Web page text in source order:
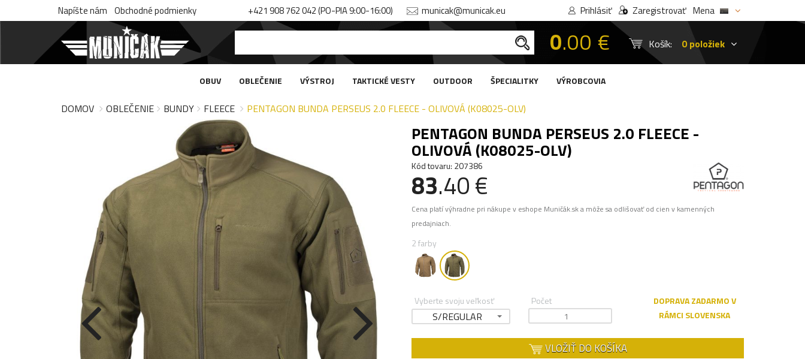
Napíšte nám Obchodné podmienky +421 908 762 042 (PO-PIA 9:00-16:00) municak@municak.eu Prihlásiť Zaregistrovať Mena
0.00 € Košík: 0 položiek
OBUV OBLEČENIE VÝSTROJ TAKTICKÉ VESTY OUTDOOR ŠPECIALITKY VÝROBCOVIA
DOMOV OBLEČENIE BUNDY FLEECE PENTAGON BUNDA PERSEUS 2.0 FLEECE - OLIVOVÁ (K08025-OLV)
PENTAGON BUNDA PERSEUS 2.0 FLEECE -
OLIVOVÁ (K08025-OLV)
Kód tovaru: 207386
83.40 €
Cena platí výhradne pri nákupe v eshope Muničák.sk a môže sa odlišovať od cien v kamenných
predajniach.
2 farby
Vyberte svoju veľkosť
S/REGULAR
Počet
DOPRAVA ZADARMO V
RÁMCI SLOVENSKA
VLOŽIŤ DO KOŠÍKA